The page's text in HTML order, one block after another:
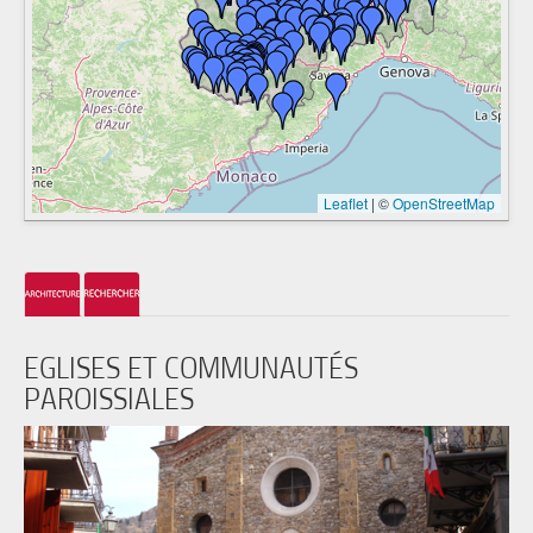
Leaflet | ©OpenStreetMap
EGLISES ET COMMUNAUTÉS
PAROISSIALES